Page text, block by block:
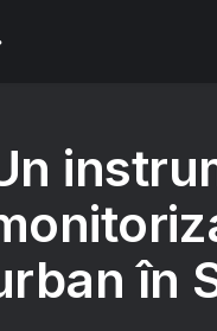
în